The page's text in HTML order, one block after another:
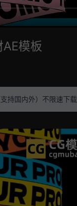
模板
持国内外）不限速下载